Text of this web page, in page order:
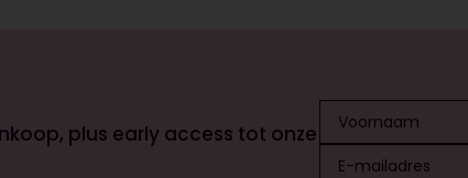
plus early access tot onze